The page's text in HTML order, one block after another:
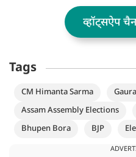
व्हॉट्सऐप
Tags
CM Himanta Sarma
Assam Assembly Elections
Bhupen Bora
BJP